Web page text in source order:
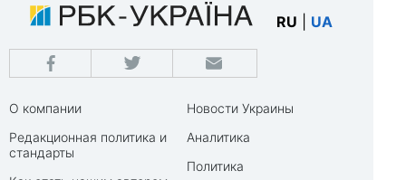
RU UA
О компании
Редакционная политика и
стандарты
Новости Украины
Аналитика
Политика